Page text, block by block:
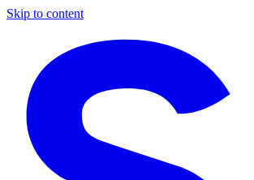
Skip to content